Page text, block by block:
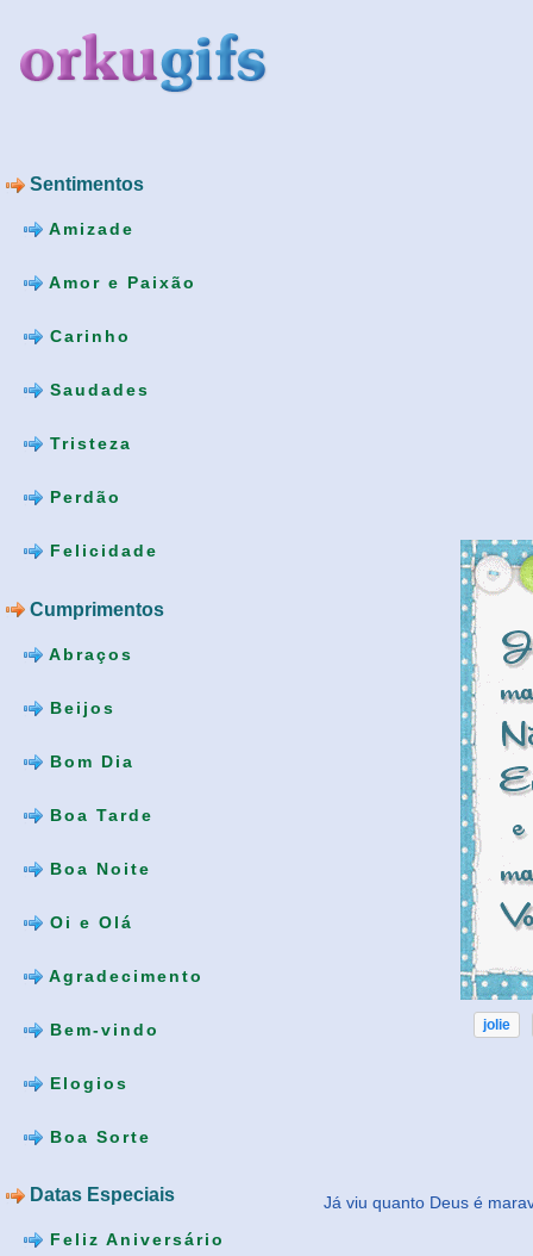
Sentimentos
Amizade
Amor e Paixão
Carinho
Saudades
Tristeza
Perdão
Felicidade
Cumprimentos
Abraços
Beijos
Bom Dia
Boa Tarde
Boa Noite
Oi e Olá
Agradecimento
Bem-vindo
Elogios
Boa Sorte
Datas Especiais
Feliz Aniversário
jolie
Já viu quanto Deus é